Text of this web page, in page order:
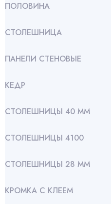
ПОЛОВИНА
СТОЛЕШНИЦА
ПАНЕЛИ СТЕНОВЫЕ
КЕДР
СТОЛЕШНИЦЫ 40 ММ
СТОЛЕШНИЦЫ 4100
СТОЛЕШНИЦЫ 28 ММ
КРОМКА С КЛЕЕМ